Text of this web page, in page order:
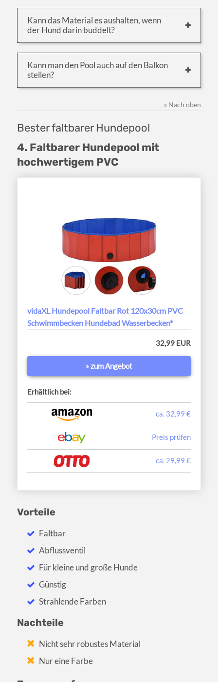
Kann das Material es aushalten, wenn
der Hund darin buddelt?
Kann man den Pool auch auf den Balkon
stellen?
» Nach oben
Bester faltbarer Hundepool
4. Faltbarer Hundepool mit
hochwertigem PVC
vidaXL Hundepool Faltbar Rot 120x30cm PVC
Schwimmbecken Hundebad Wasserbecken*
32,99 EUR
» zum Angebot
Erhältlich bei:
ca. 32,99 €
Preis prüfen
ca. 29,99 €
Vorteile
Faltbar
Abflussventil
Für kleine und große Hunde
Günstig
Strahlende Farben
Nachteile
Nicht sehr robustes Material
Nur eine Farbe